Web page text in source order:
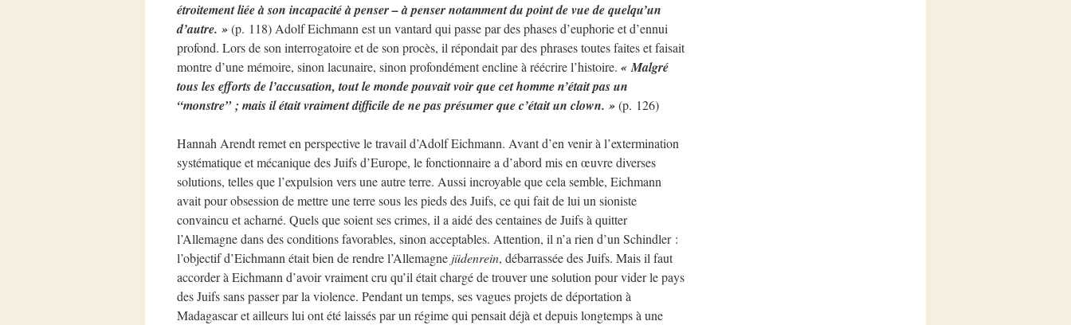
étroitement liée à son incapacité à penser – à penser notamment du point de vue de quelqu’un
d’autre. »(p. 118) Adolf Eichmann est un vantard qui passe par des phases d’euphorie et d’ennui
profond. Lors de son interrogatoire et de son procès, il répondait par des phrases toutes faites et faisait
montre d’une mémoire, sinon lacunaire, sinon profondément encline à réécrire l’histoire. « Malgré
tous les efforts de l’accusation, tout le monde pouvait voir que cet homme n’était pas un
“monstre” ; mais il était vraiment difficile de ne pas présumer que c’était un clown. »(p. 126)
Hannah Arendt remet en perspective le travail d’Adolf Eichmann. Avant d’en venir à l’extermination
systématique et mécanique des Juifs d’Europe, le fonctionnaire a d’abord mis en œuvre diverses
solutions, telles que l’expulsion vers une autre terre. Aussi incroyable que cela semble, Eichmann
avait pour obsession de mettre une terre sous les pieds des Juifs, ce qui fait de lui un sioniste
convaincu et acharné. Quels que soient ses crimes, il a aidé des centaines de Juifs à quitter
l’Allemagne dans des conditions favorables, sinon acceptables. Attention, il n’a rien d’un Schindler :
l’objectif d’Eichmann était bien de rendre l’Allemagne jüdenrein, débarrassée des Juifs. Mais il faut
accorder à Eichmann d’avoir vraiment cru qu’il était chargé de trouver une solution pour vider le pays
des Juifs sans passer par la violence. Pendant un temps, ses vagues projets de déportation à
Madagascar et ailleurs lui ont été laissés par un régime qui pensait déjà et depuis longtemps à une